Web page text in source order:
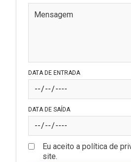
DATA DE ENTRADA
DATA DE SAÍDA
Eu aceito a política de
site.